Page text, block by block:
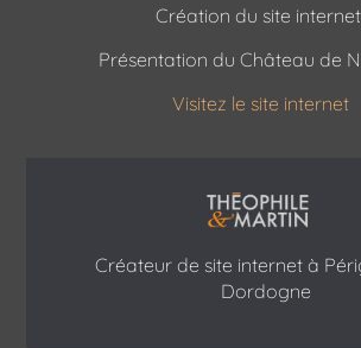
Création du site
Présentation du Château de
Visitez le site internet
Créateur de site internet à
Dordogne